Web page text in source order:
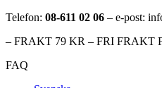
Telefon: 08-611 02 06 – e-post:
– FRAKT 79 KR – FRI FRAKT
FAQ